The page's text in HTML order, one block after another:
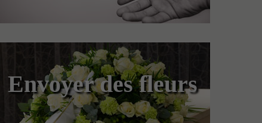
Envoyer des fleurs